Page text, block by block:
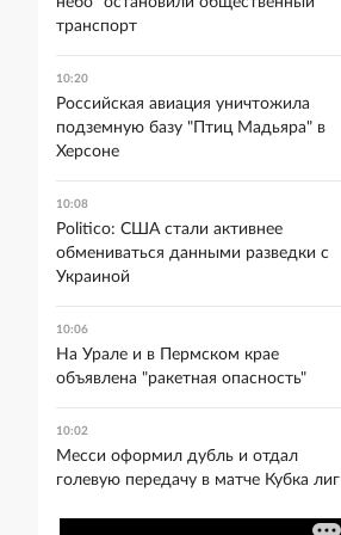
транспорт
10:20
Российская авиация уничтожила
подземную базу "Птиц Мадьяра" в
Херсоне
10:08
Politico: США стали активнее
обмениваться данными разведки с
Украиной
10:06
На Урале и в Пермском крае
объявлена "ракетная опасность"
10:02
Месси оформил дубль и отдал
голевую передачу в матче Кубка лиг